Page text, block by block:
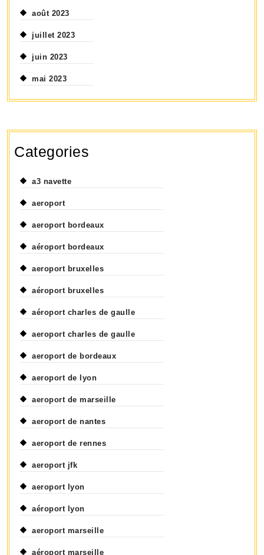
août 2023
juillet 2023
juin 2023
mai 2023
Categories
a3 navette
aeroport
aeroport bordeaux
aéroport bordeaux
aeroport bruxelles
aéroport bruxelles
aéroport charles de gaulle
aeroport charles de gaulle
aeroport de bordeaux
aeroport de lyon
aeroport de marseille
aeroport de nantes
aeroport de rennes
aeroport jfk
aeroport lyon
aéroport lyon
aeroport marseille
aéroport marseille